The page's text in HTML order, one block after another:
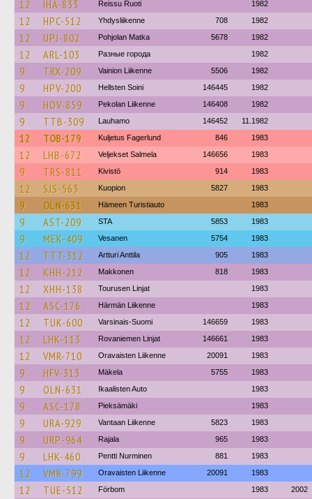
12 IHA-833 Reissu Ruoti 1982
12 HPC-512 Yhdysliikenne 708 1982
12 UPJ-802 Pohjolan Matka 5678 1982
12 ARL-103 Разные города 1982
9 TRX-209 Vainion Liikenne 5506 1982
9 HPV-200 Hellsten Soini 146445 1982
9 HOV-859 Pekolan Liikenne 146408 1982
9 TTB-309 Lauhamo 146452 11.1982
12 TOB-179 Kuljetus Fagerlund 846 1983
12 LHB-672 Veljekset Salmela 146656 1983
9 TRS-811 Kivistö 914 1983
12 SJS-563 Kuopion 5827 1983
9 OLN-631 Hämeen Turistiauto 1983
9 AST-209 STA 5853 1983
9 MEK-409 Vesanen 5754 1983
12 TTT-312 Artturi Anttila 905 1983
12 KHH-212 Makkonen 818 1983
12 XHH-138 Tourusen Linjat 1983
12 ASC-176 Härmän Liikenne 1983
12 TUK-600 Varsinais-Suomi 146659 1983
12 LHK-113 Rovaniemen Linjat 146661 1983
12 VMR-710 Oravaisten Liikenne 20091 1983
9 HFV-313 Mäkela 5755 1983
9 OLN-631 Ikaalisten Auto 1983
9 ASC-178 Pieksämäki 1983
9 URA-929 Vantaan Liikenne 5823 1983
9 URP-964 Rajala 965 1983
9 LHK-460 Pentti Nurminen 881 1983
12 VMR-799 Oravaisten Liikenne 20091 1983
12 TUE-512 Förbom 1983 2002